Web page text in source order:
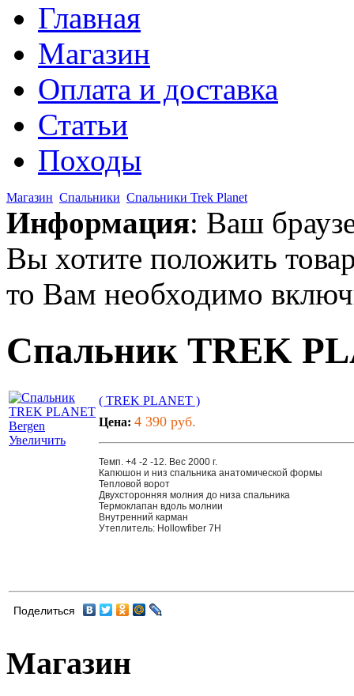
Главная
Магазин
Оплата и доставка
Статьи
Походы
Магазин Спальники Спальники Trek Planet
Информация: Ваш
Вы хотите положить
то Вам необходимо
Спальник TREK
Увеличить
( TREK PLANET )
Цена: 4 390 руб.
Темп. +4 -2 -12. Вес 2000 г.
Капюшон и низ спальника анатомической формы
Тепловой ворот
Двухсторонняя молния до низа спальника
Термоклапан вдоль молнии
Внутренний карман
Утеплитель: Hollowfiber 7H
Поделиться
Магазин